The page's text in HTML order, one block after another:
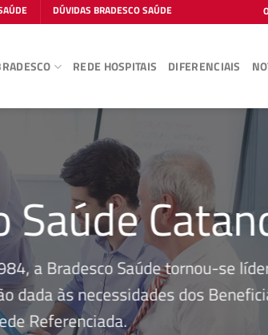
DÚVIDAS BRADESCO SAÚDE
REDE HOSPITAIS DIFERENCIAIS
Saúde
a Bradesco Saúde tornou-se
dada às necessidades dos
Referenciada.